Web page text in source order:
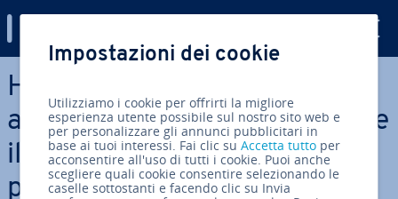
Vai al contenuto prin­ci­pa­le
Hashtag marketing:
aumentare il raggio d’azione e
il numero di in­te­ra­zio­ni sui
propri canali social
Impostazioni dei cookie
Utilizziamo i cookie per offrirti la migliore
esperienza utente possibile sul nostro sito web e
per personalizzare gli annunci pubblicitari in
base ai tuoi interessi. Fai clic suAccetta tutto per
acconsentire all'uso di tutti i cookie. Puoi anche
scegliere quali cookie consentire selezionando le
caselle sottostanti e facendo clic su Invia